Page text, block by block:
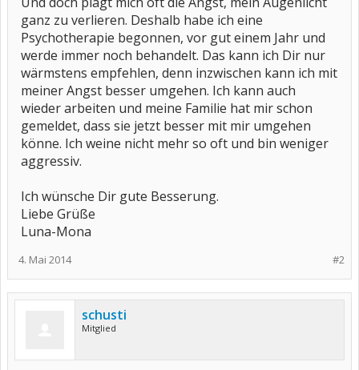
ganz zu verlieren. Deshalb habe ich eine
Psychotherapie begonnen, vor gut einem Jahr und
werde immer noch behandelt. Das kann ich Dir nur
wärmstens empfehlen, denn inzwischen kann ich mit
meiner Angst besser umgehen. Ich kann auch
wieder arbeiten und meine Familie hat mir schon
gemeldet, dass sie jetzt besser mit mir umgehen
könne. Ich weine nicht mehr so oft und bin weniger
aggressiv.
Ich wünsche Dir gute Besserung.
Liebe Grüße
Luna-Mona
#2
4. Mai 2014
schusti
Mitglied